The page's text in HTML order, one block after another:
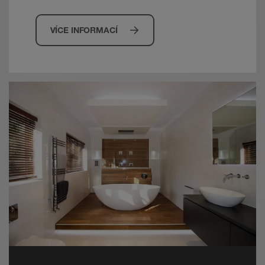
desek BEKOTEC. Je třeba zohlednit
systémy schválené pro toto použití.
prostory, musí být potěr oddělen dilatačním
profilem Schlüter-DILEX-DFP.
Bezprostředně po dosažení počáteční
pevnosti, která umožňuje chůzi po
cementovém potěru, se separační rohož
DITRA (alternativně: DITRA-DRAIN 4 nebo
DITRA-HEAT) přilepí podle pokynů pro
zpracování uvedených v technickém listu
výrobku. Potěry ze síranu vápenatého jsou
VÍCE INFORMACÍ